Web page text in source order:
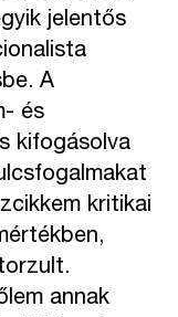
jelentős
A
és
kifogásolva
kritikai
annak